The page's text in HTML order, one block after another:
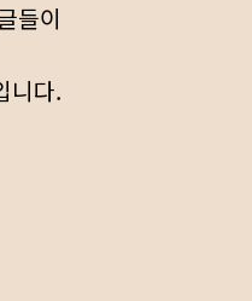
들이
니다.